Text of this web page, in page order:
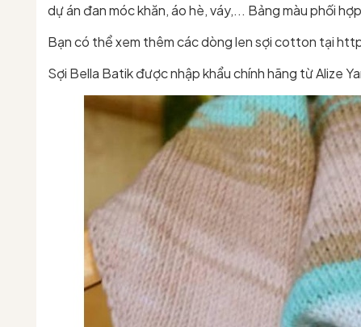
dự án đan móc khăn, áo hè, váy,... Bảng màu phối
Bạn có thể xem thêm các dòng len sợi cotton tại
Sợi Bella Batik được nhập khẩu chính hãng từ Alize